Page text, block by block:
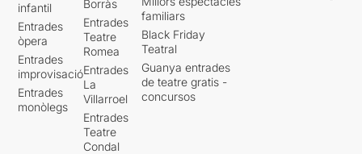
infantil
Entrades
òpera
Entrades
improvisació
Entrades
monòlegs
Borràs
Entrades
Teatre
Romea
Entrades
La
Villarroel
Entrades
Teatre
Condal
familiars
Black Friday
Teatral
Guanya entrades
de teatre gratis -
concursos